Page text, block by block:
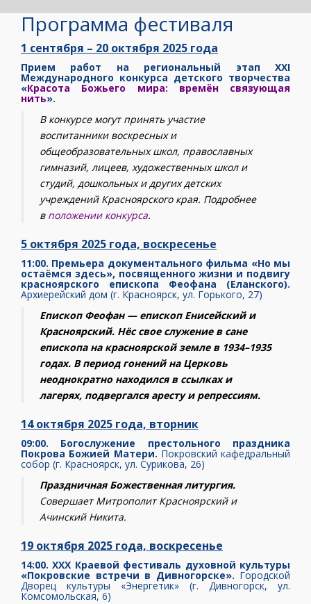
Программа фестиваля
1 сентября – 20 октября 2025 года
Прием работ на региональный этап XXI
Международного конкурса детского творчества
«Красота Божьего мира: времён связующая
нить».
В конкурсе могут принять участие
воспитанники воскресных и
общеобразовательных школ, православных
гимназий, лицеев, художественных школ и
студий, дошкольных и других детских
учреждений Красноярского края. Подробнее
в положении конкурса.
5 октября 2025 года, воскресенье
11:00. Премьера документального фильма «Но мы
остаёмся здесь», посвященного жизни и подвигу
красноярского епископа Феофана (Еланского).
Архиерейский дом (г. Красноярск, ул. Горького, 27)
Епископ Феофан — епископ Енисейский и
Красноярский. Нёс свое служение в сане
епископа на красноярской земле в 1934–1935
годах. В период гонений на Церковь
неоднократно находился в ссылках и
лагерях, подвергался аресту и репрессиям.
14 октября 2025 года, вторник
09:00. Богослужение престольного праздника
Покрова Божией Матери. Покровский кафедральный
собор (г. Красноярск, ул. Сурикова, 26)
Праздничная Божественная литургия.
Совершает Митрополит Красноярский и
Ачинский Никита.
19 октября 2025 года, воскресенье
14:00. XXX Краевой фестиваль духовной культуры
«Покровские встречи в Дивногорске». Городской
Дворец культуры «Энергетик» (г. Дивногорск, ул.
Комсомольская, 6)